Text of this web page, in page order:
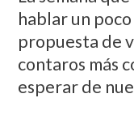
hablar un
propuesta de
contaros más
esperar de